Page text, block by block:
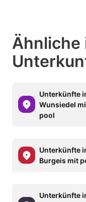
Ähnliche
Unterkünfte
Wunsiedel
pool
Unterkünfte
Burgeis mit
Unterkünfte